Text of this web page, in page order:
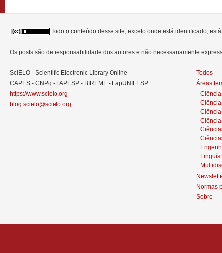
Todo o conteúdo desse site, exceto onde está identificado,
Os posts são de responsabilidade dos autores e não necessariamente
SciELO - Scientific Electronic Library Online
CAPES - CNPq - FAPESP - BIREME - FapUNIFESP
https://www.scielo.org
blog.scielo@scielo.org
Todos
Áreas
Normas
Sobre